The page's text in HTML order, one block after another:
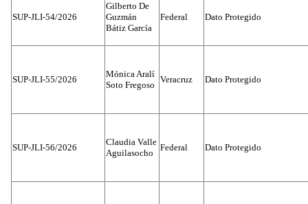
SUP-JLI-54/2026
Gilberto De
Guzmán
Bátiz García
Federal Dato Protegido
SUP-JLI-55/2026
Mónica Aralí
Soto Fregoso
Veracruz Dato Protegido
SUP-JLI-56/2026
Claudia Valle
Aguilasocho
Federal Dato Protegido